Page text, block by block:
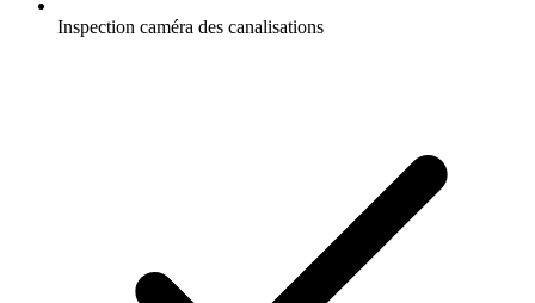
Inspection caméra des canalisations